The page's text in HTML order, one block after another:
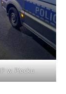
w Płocku